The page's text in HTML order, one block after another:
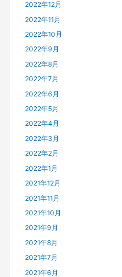
2022年12月
2022年11月
2022年10月
2022年9月
2022年8月
2022年7月
2022年6月
2022年5月
2022年4月
2022年3月
2022年2月
2022年1月
2021年12月
2021年11月
2021年10月
2021年9月
2021年8月
2021年7月
2021年6月